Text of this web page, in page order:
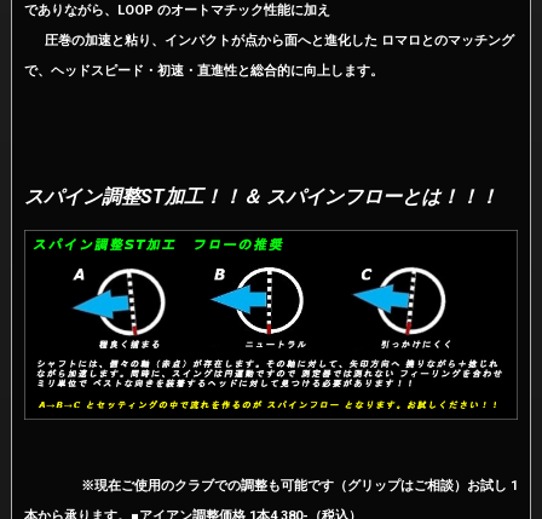
でありながら、LOOP のオートマチック性能に加え
圧巻の加速と粘り、インパクトが点から面へと進化した ロマロとのマッチング
で、ヘッドスピード・初速・直進性と総合的に向上します。
スパイン調整ST加工！！＆ スパインフローとは！！！
※現在ご使用のクラブでの調整も可能です（グリップはご相談）お試し 1